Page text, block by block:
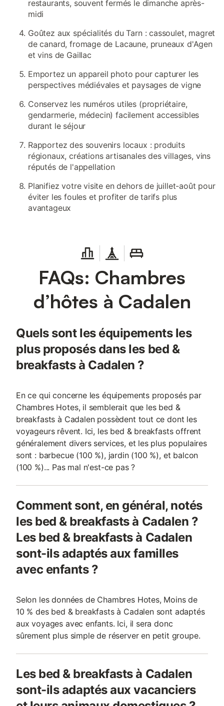
restaurants, souvent fermés le dimanche après-
midi
Goûtez aux spécialités du Tarn : cassoulet, magret
de canard, fromage de Lacaune, pruneaux d'Agen
et vins de Gaillac
Emportez un appareil photo pour capturer les
perspectives médiévales et paysages de vigne
Conservez les numéros utiles (propriétaire,
gendarmerie, médecin) facilement accessibles
durant le séjour
Rapportez des souvenirs locaux : produits
régionaux, créations artisanales des villages, vins
réputés de l'appellation
Planifiez votre visite en dehors de juillet-août pour
éviter les foules et profiter de tarifs plus
avantageux
FAQs: Chambres
d’hôtes à Cadalen
Quels sont les équipements les
plus proposés dans les bed &
breakfasts à Cadalen ?
En ce qui concerne les équipements proposés par
Chambres Hotes, il semblerait que les bed &
breakfasts à Cadalen possèdent tout ce dont les
voyageurs rêvent. Ici, les bed & breakfasts offrent
généralement divers services, et les plus populaires
sont : barbecue (100 %), jardin (100 %), et balcon
(100 %)... Pas mal n'est-ce pas ?
Comment sont, en général, notés
les bed & breakfasts à Cadalen ?
Les bed & breakfasts à Cadalen
sont-ils adaptés aux familles
avec enfants ?
Selon les données de Chambres Hotes, Moins de
10 % des bed & breakfasts à Cadalen sont adaptés
aux voyages avec enfants. Ici, il sera donc
sûrement plus simple de réserver en petit groupe.
Les bed & breakfasts à Cadalen
sont-ils adaptés aux vacanciers